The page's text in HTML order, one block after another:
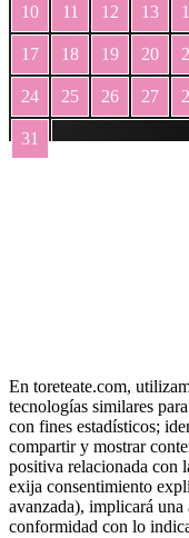
10 11 12 13
17 18 19 20
24 25 26 27
31
En toreteate.com,
tecnologías similares
con fines estadísticos;
compartir y mostrar
positiva relacionada con
exija consentimiento
avanzada), implicará
conformidad con lo